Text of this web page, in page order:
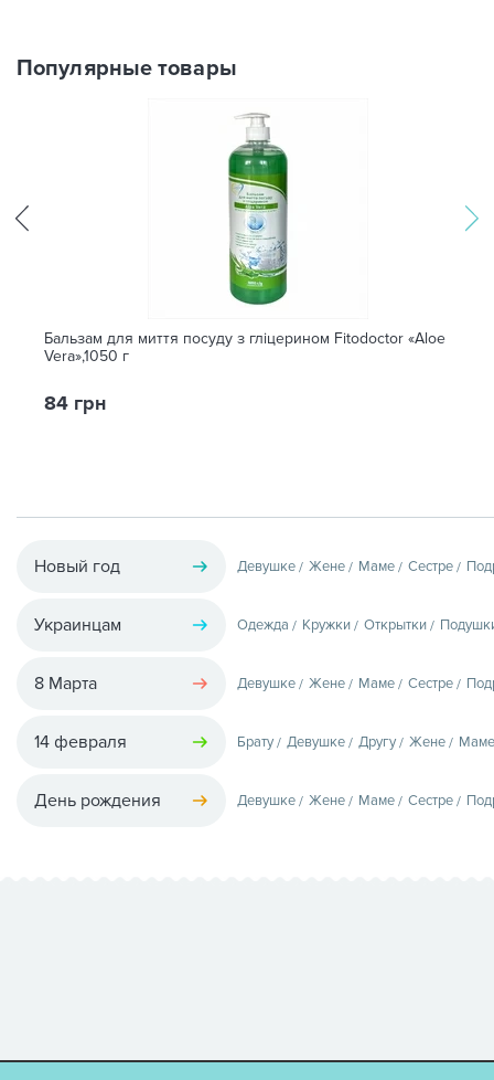
Популярные товары
Бальзам для миття посуду з гліцерином Fitodoctor «Aloe
Vera»,1050 г
84 грн
Новый год Девушке Жене Маме Сестре
Украинцам Одежда Кружки Открытки
8 Марта Девушке Жене Маме Сестре
14 февраля Брату Девушке Другу Жене Маме
День рождения Девушке Жене Маме Сестре